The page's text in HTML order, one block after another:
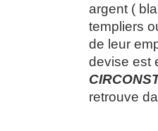
argent (
templiers
de leur
devise est
retrouve